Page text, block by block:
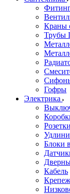
Краны
Трубы
Гофры
Электрика
Розетки
Блоки
Кабель
Крепеж